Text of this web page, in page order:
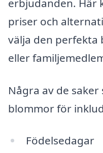
erbjudanden. Här
priser och
välja den perfekta
eller
Några av de saker
blommor för
Födelsedagar